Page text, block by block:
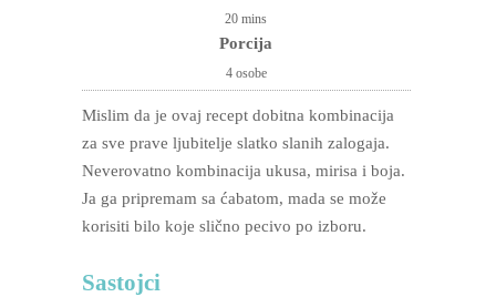
20 mins
Porcija
4 osobe
Mislim da je ovaj recept dobitna kombinacija
za sve prave ljubitelje slatko slanih zalogaja.
Neverovatno kombinacija ukusa, mirisa i boja.
Ja ga pripremam sa ćabatom, mada se može
korisiti bilo koje slično pecivo po izboru.
Sastojci